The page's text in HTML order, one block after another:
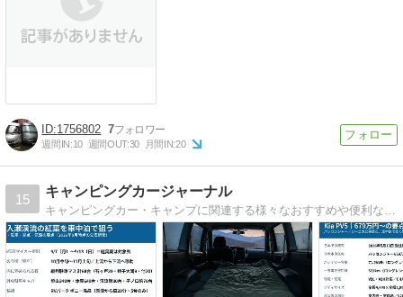
1756802 7
週間IN:10 週間OUT:30 月間IN:20
15
キャンピングカージャーナル